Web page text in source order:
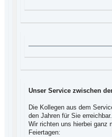
Unser Service zwischen
Die Kollegen aus dem
den Jahren für Sie erreichbar.
Wir richten uns hierbei ganz
Feiertagen: